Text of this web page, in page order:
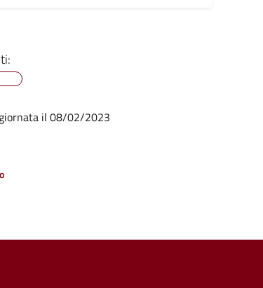
il 08/02/2023